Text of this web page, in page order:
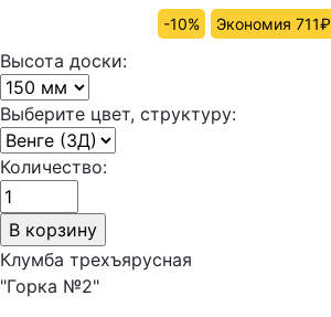
-10% Экономия 711₽
Высота доски:
Выберите цвет, структуру:
Количество:
Клумба трехъярусная
"Горка №2"